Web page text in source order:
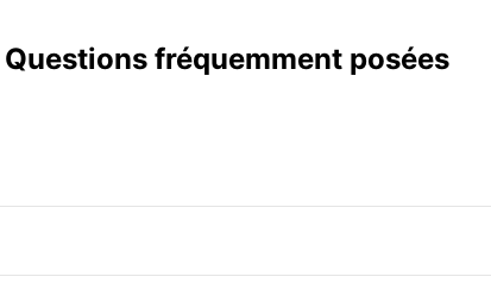
Questions fréquemment posées